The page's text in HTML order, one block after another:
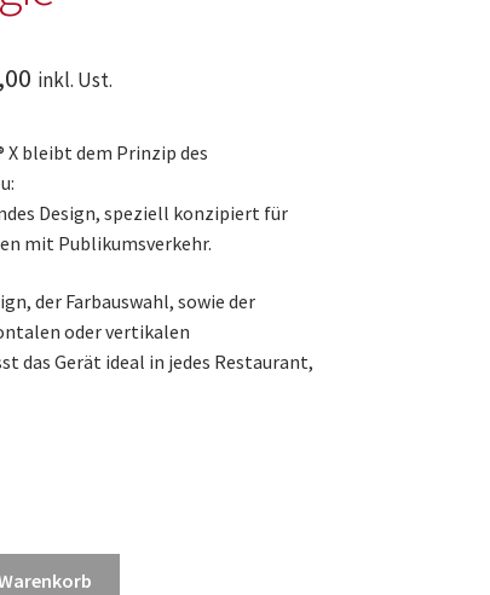
Preisspanne:
bis
€ 450,00
inkl. Ust.
X bleibt dem Prinzip des
Design, speziell konzipiert für
mit Publikumsverkehr.
der Farbauswahl, sowie der
oder vertikalen
das Gerät ideal in jedes Restaurant,